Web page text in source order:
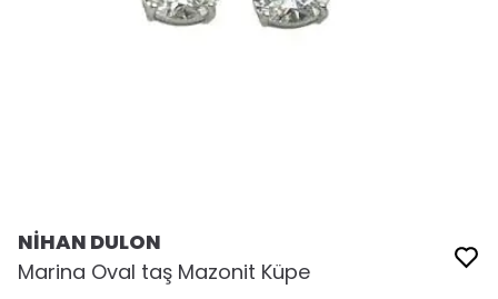
NİHAN DULON
Marina Oval taş Mazonit Küpe